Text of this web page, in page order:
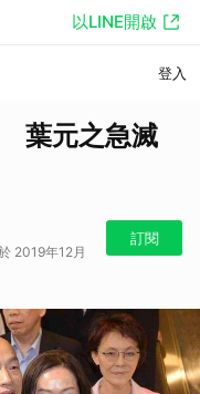
以LINE開啟
登入
葉元之急滅
2019年12月
訂閱